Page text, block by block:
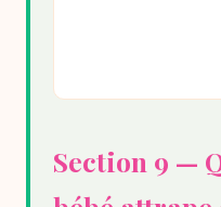
Section 9 —